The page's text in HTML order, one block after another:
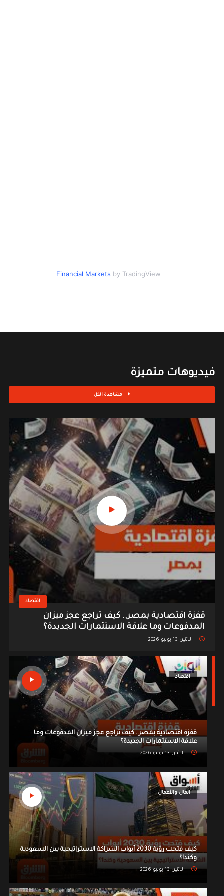
Financial Markets by TradingView
فيديوهات متميزة
مشاهدة الكل
قفزة اقتصادية بمصر.. كيف تراجع عجز ميزان
المدفوعات وما علاقة الاستثمارات الجديدة؟
الاثنين 13 يوليو 2026
اقتصاد
قفزة اقتصادية بمصر.. كيف تراجع عجز ميزان المدفوعات وما
علاقة الاستثمارات الجديدة؟
الاثنين 13 يوليو 2026
اقتصاد
كيف فتحت رؤية 2030 أبواب الشراكة الاستراتيجية بين السعودية
وكندا؟
الاثنين 13 يوليو 2026
المال والأعمال